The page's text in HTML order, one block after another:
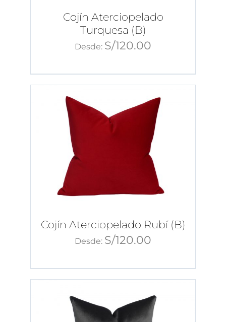
Cojín Aterciopelado
Turquesa (B)
Desde: S/120.00
Cojín Aterciopelado Rubí (B)
Desde: S/120.00